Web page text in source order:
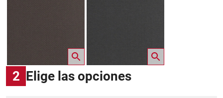
2 Elige las opciones